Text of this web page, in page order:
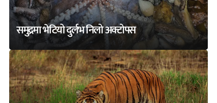
समुद्रमा भेटियो दुर्लभ निलो अक्टोपस